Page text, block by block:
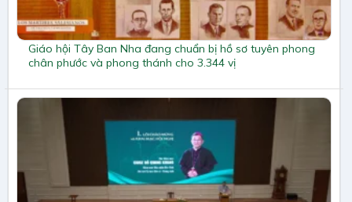
Giáo hội Tây Ban Nha đang chuẩn bị hồ sơ tuyên phong
chân phước và phong thánh cho 3.344 vị